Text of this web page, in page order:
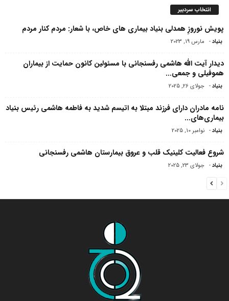
انتخاب سردبیر
پویش نوروزِ همدلی بنیاد بیماری های خاص، با شعار: مردم کنار مردم
بنیاد- مارس 19, 2023
دیدار آیت الله هاشمی رفسنجانی با مسئولین کانون حمایت از بیماران
هموفیلى و جمعى...
بنیاد- جولای 26, 2025
نامه مادران دارای فرزند مبتلا به اتیسم شدید به فاطمه هاشمی رئیس بنیاد
بیماری‌های...
بنیاد- نوامبر 10, 2025
شروع فعالیت کلینیک قلب و عروق بیمارستان هاشمی رفسنجانی
بنیاد- جولای 23, 2025